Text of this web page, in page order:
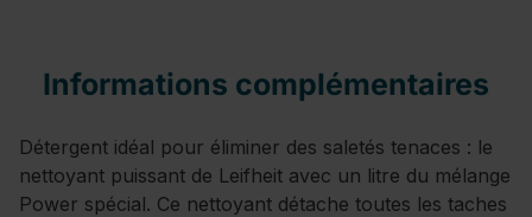
Informations complémentaires
Détergent idéal pour éliminer des saletés tenaces : le
nettoyant puissant de Leifheit avec un litre du mélange
Power spécial. Ce nettoyant détache toutes les taches